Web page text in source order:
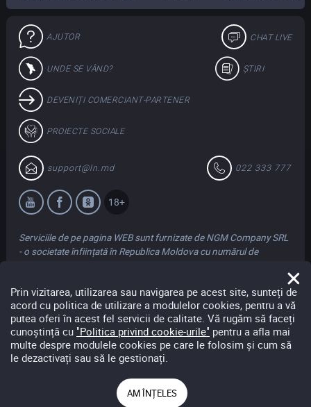
AJUTOR CHAT LIVE
DEVENIȚI COMERCIANT-PARTENER
ȘTIRI
UNDE SE VÂND?
PROIECTE SOCIALE
support@ln.md 022 333 777
18+
Serviciile de pe pagina WEB sunt furnizate de NGM Company SRL
- o societate înființată în Republica Moldova cu numărul de
acționează în numele Loteriei Naționale a Moldovei în temeiul
Contractului de Parteneriat Public Privat nr. 1/09 din 23 aprilie
2018.
Descărcați pentru
Android
Prin vizitarea, utilizarea sau navigarea pe acest site, sunteți de
acord cu politica de utilizare a modulelor cookies, pentru a vă
putea oferi în acest fel servicii de calitate. Vă rugăm să faceți
cunoștință cu "Politica privind cookie-urile" pentru a afla mai
multe despre modulele cookies pe care le folosim și cum să
le dezactivați sau să le gestionați.
AM ÎNȚELES